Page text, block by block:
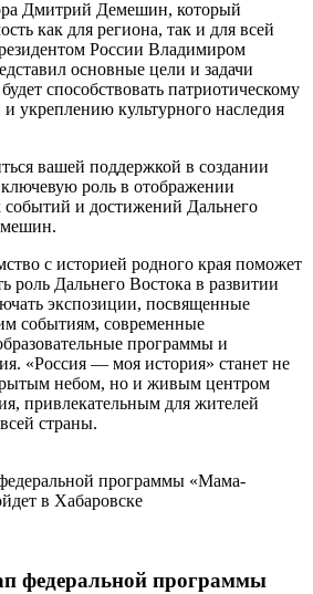
Дмитрий Демешин, который
как для региона, так и для всей
России Владимиром
основные цели и задачи
способствовать патриотическому
укреплению культурного наследия
вашей поддержкой в создании
роль в отображении
событий и достижений Дальнего
с историей родного края поможет
роль Дальнего Востока в развитии
экспозиции, посвященные
событиям, современные
программы и
«Россия — моя история» станет не
небом, но и живым центром
привлекательным для жителей
страны.
федеральной программы